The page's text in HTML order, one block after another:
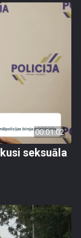
00:01:02
seksuāla